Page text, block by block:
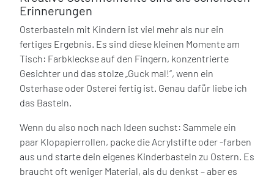
Erinnerungen
Osterbasteln mit Kindern ist viel mehr als nur ein
fertiges Ergebnis. Es sind diese kleinen Momente am
Tisch: Farbkleckse auf den Fingern, konzentrierte
Gesichter und das stolze „Guck mal!“, wenn ein
Osterhase oder Osterei fertig ist. Genau dafür liebe ich
das Basteln.
Wenn du also noch nach Ideen suchst: Sammele ein
paar Klopapierrollen, packe die Acrylstifte oder -farben
aus und starte dein eigenes Kinderbasteln zu Ostern. Es
braucht oft weniger Material, als du denkst – aber es